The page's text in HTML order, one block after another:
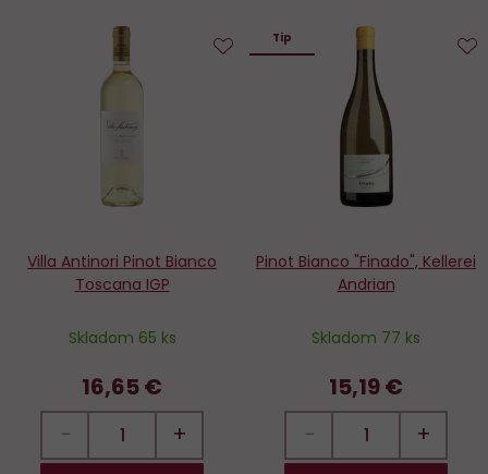
Villa Antinori Pinot Bianco
Toscana IGP
Skladom 65 ks
16,65 €
− +
Tip
Pinot Bianco "Finado", Kellerei
Andrian
Skladom 77 ks
15,19 €
− +